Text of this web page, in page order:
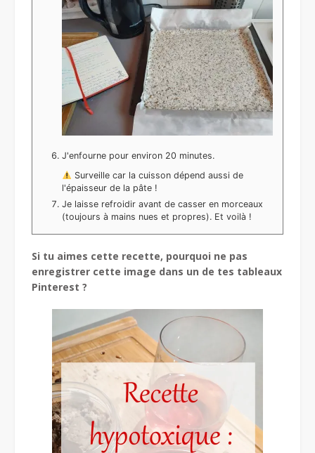
J'enfourne pour environ 20 minutes.
Surveille car la cuisson dépend aussi de
l'épaisseur de la pâte !
Je laisse refroidir avant de casser en morceaux
(toujours à mains nues et propres). Et voilà !
Si tu aimes cette recette, pourquoi ne pas
enregistrer cette image dans un de tes tableaux
Pinterest ?